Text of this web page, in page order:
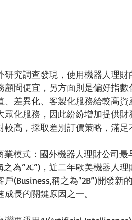
研究調查發現，使用機器人理
顧問便宜，另方面則是偏好指
、差異化、客製化服務給較高
眾化服務，因此紛紛增加提供
高，採取差別訂價策略，滿足
業模式：國外機器人理財公司
之為”2C”)，近二年歐美機器人
(Business,稱之為”2B”)開發
長的關鍵原因之一。